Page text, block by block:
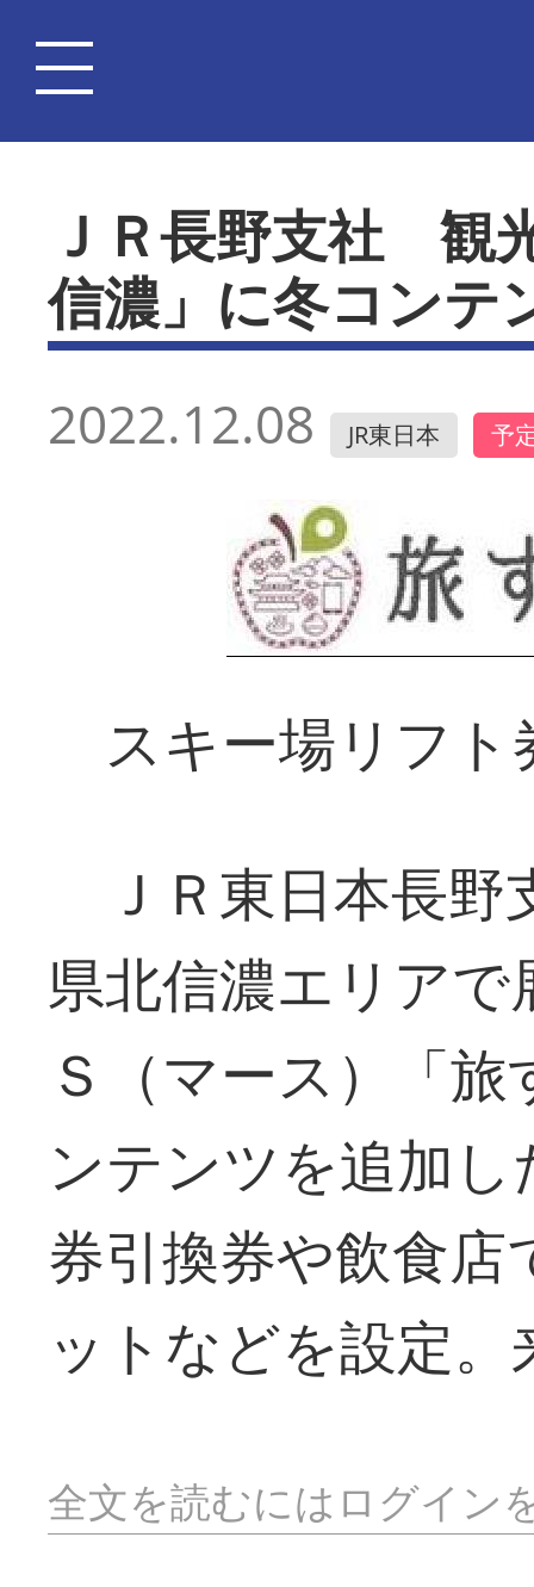
ＪＲ長野支社 観
信濃」に冬コンテ
2022.12.08 JR東日本 予
スキー場リフト
ＪＲ東日本長野
県北信濃エリア
Ｓ（マース）「
ンテンツを追加
券引換券や飲食
ットなどを設定
全文を読むにはログイン